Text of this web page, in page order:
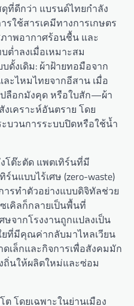
ที่ดีกว่า แบรนด์ไทยกำลัง
ใช้สารเคมีทางการเกษตร
าพอากาศร้อนชื้น และ
ต่ำลงเมื่อเหมาะสม
ดั้งเดิม: ผ้าฝ้ายทอมือจาก
ะไหมไทยจากอีสาน เมื่อ
ลือกมังคุด หรือใบสัก—ผ้า
เคราะห์อันตราย โดย
บวนการระบบปิดหรือใช้น้ำ
โต๊ะตัด แพตเทิร์นที่มี
นแบบไร้เศษ (zero-waste)
รทำตัวอย่างแบบดิจิทัลช่วย
เคิลก็กลายเป็นพื้นที่
ษจากโรงงานถูกแปลงเป็น
ที่มีคุณค่ากลับมาไหลเวียน
เล็กและกิจการเพื่อสังคมมัก
นให้ผลิตใหม่และซ่อม
โดยเฉพาะในย่านเมือง